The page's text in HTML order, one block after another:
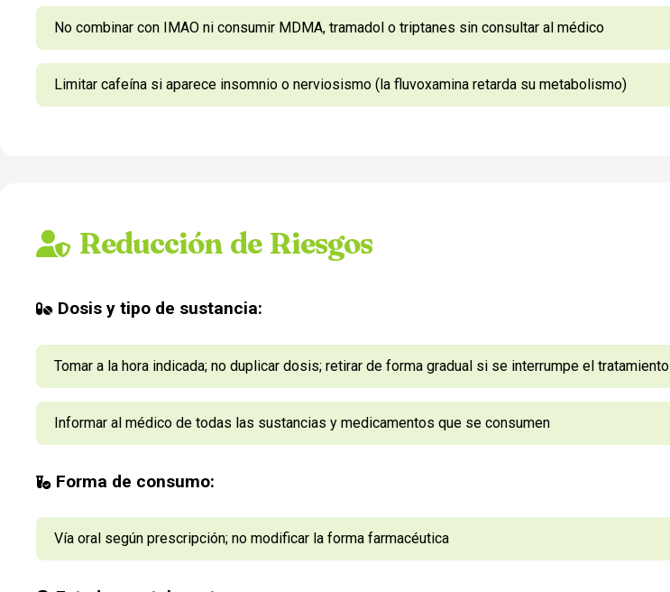
No combinar con IMAO ni consumir MDMA, tramadol o triptanes sin consultar al médico
Limitar cafeína si aparece insomnio o nerviosismo (la fluvoxamina retarda su metabolismo)
Reducción de Riesgos
Dosis y tipo de sustancia:
Tomar a la hora indicada; no duplicar dosis; retirar de forma gradual si se interrumpe el tratamiento
Informar al médico de todas las sustancias y medicamentos que se consumen
Forma de consumo:
Vía oral según prescripción; no modificar la forma farmacéutica